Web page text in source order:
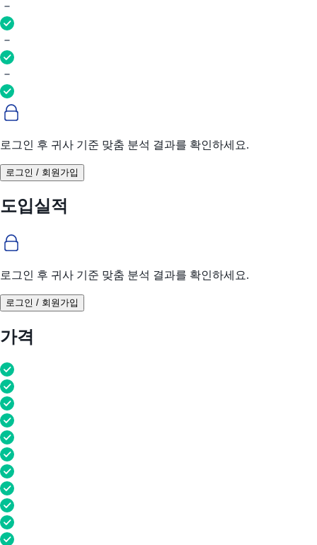
로그인 후 귀사 기준 맞춤 분석 결과를 확인하세요.
로그인 / 회원가입
도입실적
로그인 후 귀사 기준 맞춤 분석 결과를 확인하세요.
로그인 / 회원가입
가격